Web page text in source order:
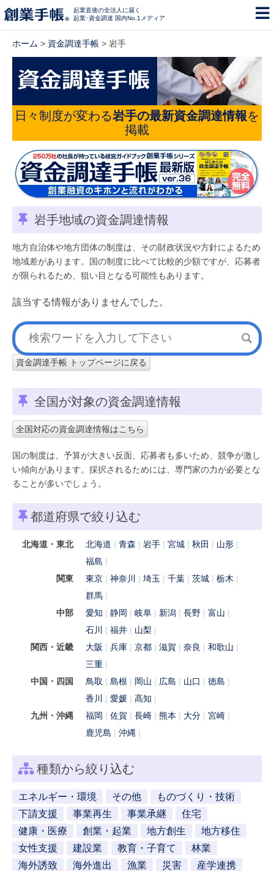
起業直後の全法人に届く
起業･資金調達 国内No.1メディア
ホーム > 資金調達手帳 > 岩手
日々制度が変わる岩手の最新資金調達情報を
掲載
岩手地域の資金調達情報
地方自治体や地方団体の制度は、その財政状況や方針によるため
地域差があります。国の制度に比べて比較的少額ですが、応募者
が限られるため、狙い目となる可能性もあります。
該当する情報がありませんでした。
資金調達手帳 トップページに戻る
全国が対象の資金調達情報
全国対応の資金調達情報はこちら
国の制度は、予算が大きい反面、応募者も多いため、競争が激し
い傾向があります。採択されるためには、専門家の力が必要とな
ることが多いでしょう。
都道府県で絞り込む
北海道・東北 北海道 青森 岩手 宮城 秋田
山形
福島
関東
東京 神奈川 埼玉 千葉 茨城
栃木
群馬
中部
愛知 静岡 岐阜 新潟 長野
富山
石川
福井
山梨
関西・近畿
大阪 兵庫 京都 滋賀 奈良
和歌山
三重
中国・四国
鳥取 島根 岡山 広島 山口
徳島
香川
愛媛
高知
九州・沖縄
福岡 佐賀 長崎 熊本 大分
宮崎
鹿児島
沖縄
種類から絞り込む
エネルギー・環境 その他
ものづくり・技術
下請支援
事業再生 事業承継
住宅
健康・医療
創業・起業 地方創生
地方移住
女性支援
建設業 教育・子育て
林業
海外誘致
海外進出 漁業 災害
産学連携